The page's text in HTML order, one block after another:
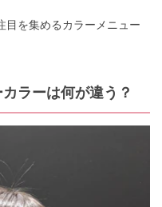
目を集めるカラーメニュー
ラーは何が違う？